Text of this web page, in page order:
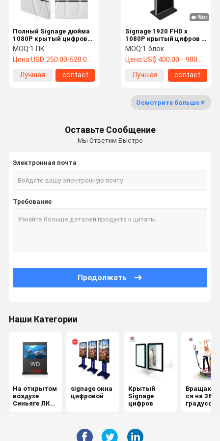
Signage 1920 FHD x
1080P крытый цифров с
43 поддержкой сети
LAN LCD 4G WIFI дюйма
MOQ:1 блок
Цена:US$ 400.00 - 900.00 /pc
Лучшая
contact
Полный Signage дюйма
1080P крытый цифров
цвета 21,5, Signage
цифров обочины
MOQ:1 ПК
Цена:USD 250.00-520.00 /pc
Лучшая
contact
Осмотрите больше
Оставьте Сообщение
Мы Ответим Быстро
Электронная почта
Требование
Продолжать
Наши Категории
На открытом
воздухе
Синьяге ЛКД
signage окна
цифровой
Крытый
Signage
цифров
ся на 360
градусов